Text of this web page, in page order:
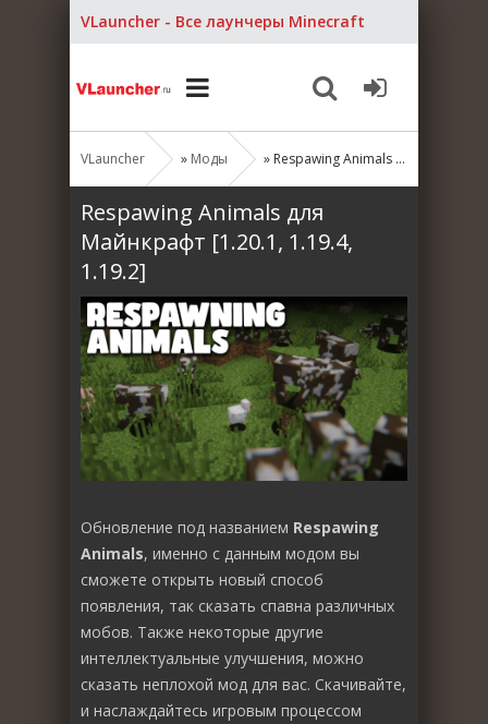
VLauncher - Все лаунчеры Minecraft
VLauncher » Моды » Respawing Animals для Майнкрафт [1.20.1, 1.19.4, 1.19.2]
Respawing Animals для
Майнкрафт [1.20.1, 1.19.4,
1.19.2]
Обновление под названием Respawing
Animals, именно с данным модом вы
сможете открыть новый способ
появления, так сказать спавна различных
мобов. Также некоторые другие
интеллектуальные улучшения, можно
сказать неплохой мод для вас. Скачивайте,
и наслаждайтесь игровым процессом